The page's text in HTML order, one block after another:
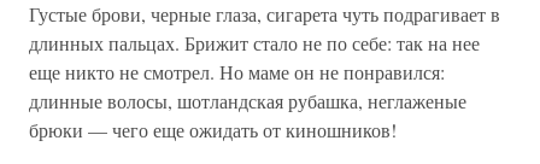
Густые брови, черные глаза, сигарета чуть подрагивает в
длинных пальцах. Брижит стало не по себе: так на нее
еще никто не смотрел. Но маме он не понравился:
длинные волосы, шотландская рубашка, неглаженые
брюки — чего еще ожидать от киношников!